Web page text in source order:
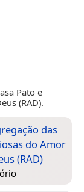
Pato e
(RAD).
das
do Amor
(RAD)